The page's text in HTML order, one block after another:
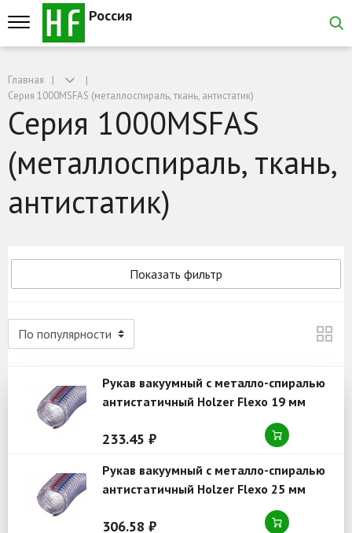
Россия
Главная
Серия 1000MSFAS (металлоспираль, ткань, антистатик)
Серия 1000MSFAS
(металлоспираль, ткань,
антистатик)
Показать фильтр
Рукав вакуумный с металло-спиралью
антистатичный Holzer Flexo 19 мм
233.45 ₽
Рукав вакуумный с металло-спиралью
антистатичный Holzer Flexo 25 мм
306.58 ₽